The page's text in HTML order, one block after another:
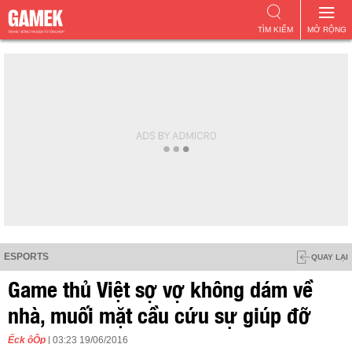
MỞ RỘNG
TÌM KIẾM
ESPORTS QUAY LẠI
Game thủ Việt sợ vợ không dám về
nhà, muối mặt cầu cứu sự giúp đỡ
Ếck ôỘp | 03:23 19/06/2016